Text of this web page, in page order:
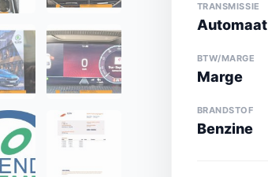
TRANSMISSIE
Automaat
BTW/MARGE
Marge
BRANDSTOF
Benzine